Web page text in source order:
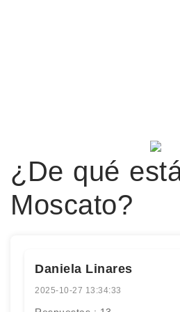
¿De qué
Moscato?
Daniela Linares
2025-10-27 13:34:33